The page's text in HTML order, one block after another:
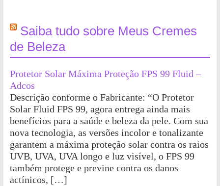
Saiba tudo sobre Meus Cremes
de Beleza
Protetor Solar Máxima Proteção FPS 99 Fluid –
Adcos
Descrição conforme o Fabricante: “O Protetor
Solar Fluid FPS 99, agora entrega ainda mais
benefícios para a saúde e beleza da pele. Com sua
nova tecnologia, as versões incolor e tonalizante
garantem a máxima proteção solar contra os raios
UVB, UVA, UVA longo e luz visível, o FPS 99
também protege e previne contra os danos
actínicos, […]